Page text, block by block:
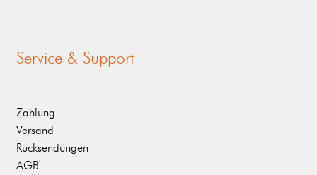
Service & Support
Zahlung
Versand
Rücksendungen
AGB